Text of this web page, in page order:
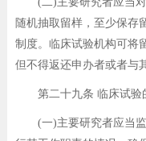
随机抽取留样，至少保存
制度。临床试验机构可将
但不得返还申办者或者与
第二十九条 临床试验
(一)主要研究者应当监